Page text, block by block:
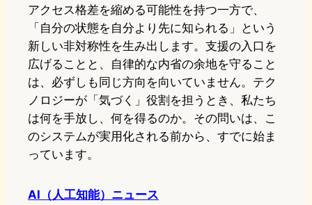
アクセス格差を縮める可能性を持つ一方で、
「自分の状態を自分より先に知られる」という
新しい非対称性を生み出します。支援の入口を
広げることと、自律的な内省の余地を守ること
は、必ずしも同じ方向を向いていません。テク
ノロジーが「気づく」役割を担うとき、私たち
は何を手放し、何を得るのか。その問いは、こ
のシステムが実用化される前から、すでに始ま
っています。
AI（人工知能）ニュース